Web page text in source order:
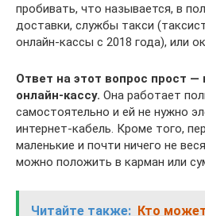
пробивать, что называется, в
доставки, службы такси
онлайн-кассы с 2018 года), или
Ответ на этот вопрос прост —
онлайн-кассу. Она работает
самостоятельно и ей не нужно
интернет-кабель. Кроме того,
маленькие и почти ничего не
можно положить в карман или
Читайте также: Кто